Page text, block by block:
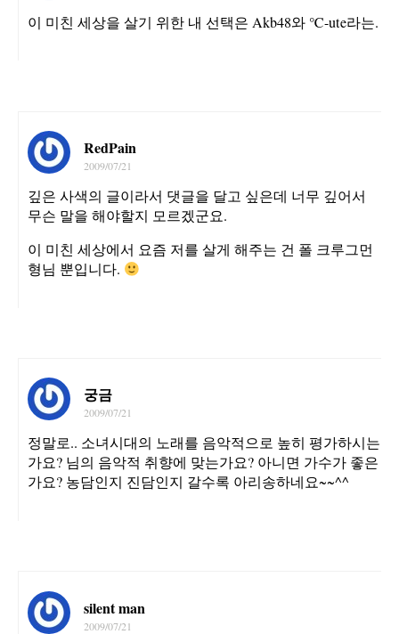
이 미친 세상을 살기 위한 내 선택은 Akb48와 ℃-ute라는.
RedPain
2009/07/21
깊은 사색의 글이라서 댓글을 달고 싶은데 너무 깊어서
무슨 말을 해야할지 모르겠군요.
이 미친 세상에서 요즘 저를 살게 해주는 건 폴 크루그먼
형님 뿐입니다.
궁금
2009/07/21
정말로.. 소녀시대의 노래를 음악적으로 높히 평가하시는
가요? 님의 음악적 취향에 맞는가요? 아니면 가수가 좋은
가요? 농담인지 진담인지 갈수록 아리송하네요~~^^
silent man
2009/07/21